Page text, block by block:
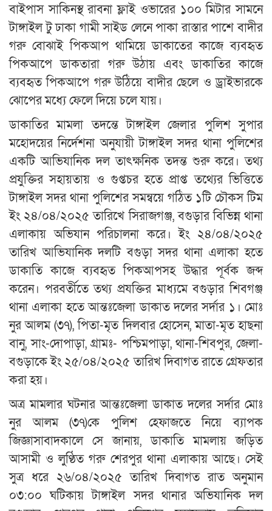
বাইপাস সাকিনস্থ রাবনা ফ্লাই ওভারের ১০০ মিটার সামনে
টাঙ্গাইল টু ঢাকা গামী সাইড লেনে পাকা রাস্তার পাশে বাদীর
গরু বোঝাই পিকআপ থামিয়ে ডাকাতের কাজে ব্যবহৃত
পিকআপে ডাকতারা গরু উঠায় এবং ডাকাতির কাজে
ব্যবহৃত পিকআপে গরু উঠিয়ে বাদীর ছেলে ও ড্রাইভারকে
ঝোপের মধ্যে ফেলে দিয়ে চলে যায়।
ডাকাতির মামলা তদন্তে টাঙ্গাইল জেলার পুলিশ সুপার
মহোদয়ের নির্দেশনা অনুযায়ী টাঙ্গাইল সদর থানা পুলিশের
একটি আভিযানিক দল তাৎক্ষনিক তদন্ত শুরু করে। তথ্য
প্রযুক্তির সহায়তায় ও গুপ্তচর হতে প্রাপ্ত তথ্যের ভিত্তিতে
টাঙ্গাইল সদর থানা পুলিশের সমন্বয়ে গঠিত ১টি চৌকস টিম
ইং ২৪/০৪/২০২৫ তারিখে সিরাজগঞ্জ, বগুড়ার বিভিন্ন থানা
এলাকায় অভিযান পরিচালনা করে। ইং ২৪/০৪/২০২৫
তারিখ আভিযানিক দলটি বগুড়া সদর থানা এলাকা হতে
ডাকাতি কাজে ব্যবহৃত পিকআপসহ উদ্ধার পূর্বক জব্দ
করেন। পরবর্তীতে তথ্য প্রযক্তির মাধ্যমে বগুড়ার শিবগঞ্জ
থানা এলাকা হতে আন্তঃজেলা ডাকাত দলের সর্দার ১। মোঃ
নুর আলম (৩৭), পিতা-মৃত দিলবার হোসেন, মাতা-মৃত হাছনা
বানু, সাং-দোপাড়া, গ্রামঃ- পশ্চিমপাড়া, থানা-শিবপুর, জেলা-
বগুড়াকে ইং ২৫/০৪/২০২৫ তারিখ দিবাগত রাতে গ্রেফতার
করা হয়।
অত্র মামলার ঘটনার আন্তঃজেলা ডাকাত দলের সর্দার মোঃ
নুর আলম (৩৭)কে পুলিশ হেফাজতে নিয়ে ব্যাপক
জিজ্ঞাসাবাদকালে সে জানায়, ডাকাতি মামলায় জড়িত
আসামী ও লুণ্ঠিত গরু শেরপুর থানা এলাকায় আছে। সেই
সুত্র ধরে ২৬/০৪/২০২৫ তারিখ দিবাগত রাত অনুমান
০৩:০০ ঘটিকায় টাঙ্গাইল সদর থানার অভিযানিক দল